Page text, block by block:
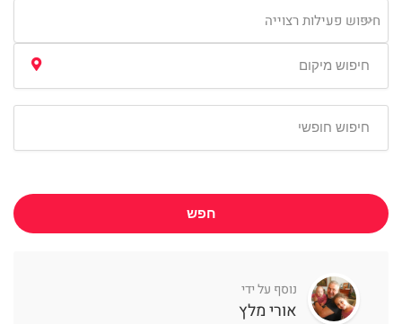
חיפוש פעילות רצוייה
חפש
נוסף על ידי
אורי מלץ